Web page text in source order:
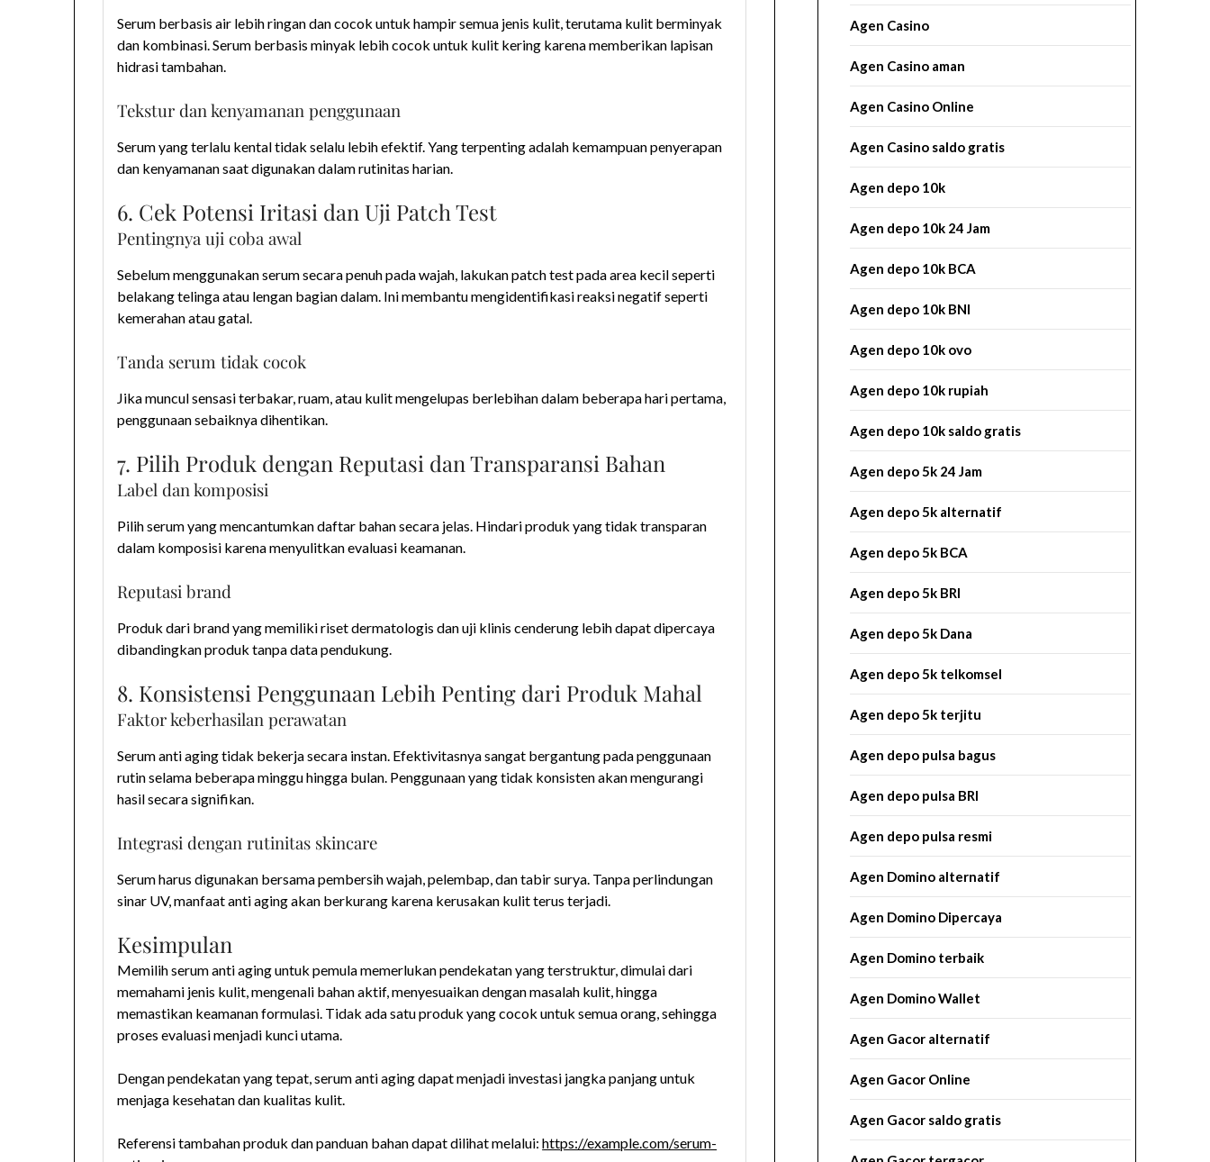
Serum berbasis air lebih ringan dan cocok untuk hampir semua jenis kulit, terutama kulit berminyak
dan kombinasi. Serum berbasis minyak lebih cocok untuk kulit kering karena memberikan lapisan
hidrasi tambahan.
Tekstur dan kenyamanan penggunaan
Serum yang terlalu kental tidak selalu lebih efektif. Yang terpenting adalah kemampuan penyerapan
dan kenyamanan saat digunakan dalam rutinitas harian.
6. Cek Potensi Iritasi dan Uji Patch Test
Pentingnya uji coba awal
Sebelum menggunakan serum secara penuh pada wajah, lakukan patch test pada area kecil seperti
belakang telinga atau lengan bagian dalam. Ini membantu mengidentifikasi reaksi negatif seperti
kemerahan atau gatal.
Tanda serum tidak cocok
Jika muncul sensasi terbakar, ruam, atau kulit mengelupas berlebihan dalam beberapa hari pertama,
penggunaan sebaiknya dihentikan.
7. Pilih Produk dengan Reputasi dan Transparansi Bahan
Label dan komposisi
Pilih serum yang mencantumkan daftar bahan secara jelas. Hindari produk yang tidak transparan
dalam komposisi karena menyulitkan evaluasi keamanan.
Reputasi brand
Produk dari brand yang memiliki riset dermatologis dan uji klinis cenderung lebih dapat dipercaya
dibandingkan produk tanpa data pendukung.
8. Konsistensi Penggunaan Lebih Penting dari Produk Mahal
Faktor keberhasilan perawatan
Serum anti aging tidak bekerja secara instan. Efektivitasnya sangat bergantung pada penggunaan
rutin selama beberapa minggu hingga bulan. Penggunaan yang tidak konsisten akan mengurangi
hasil secara signifikan.
Integrasi dengan rutinitas skincare
Serum harus digunakan bersama pembersih wajah, pelembap, dan tabir surya. Tanpa perlindungan
sinar UV, manfaat anti aging akan berkurang karena kerusakan kulit terus terjadi.
Kesimpulan
Memilih serum anti aging untuk pemula memerlukan pendekatan yang terstruktur, dimulai dari
memahami jenis kulit, mengenali bahan aktif, menyesuaikan dengan masalah kulit, hingga
memastikan keamanan formulasi. Tidak ada satu produk yang cocok untuk semua orang, sehingga
proses evaluasi menjadi kunci utama.
Dengan pendekatan yang tepat, serum anti aging dapat menjadi investasi jangka panjang untuk
menjaga kesehatan dan kualitas kulit.
Referensi tambahan produk dan panduan bahan dapat dilihat melalui:https://example.com/serum-
Agen Casino
Agen Casino aman
Agen Casino Online
Agen Casino saldo gratis
Agen depo 10k
Agen depo 10k 24 Jam
Agen depo 10k BCA
Agen depo 10k BNI
Agen depo 10k ovo
Agen depo 10k rupiah
Agen depo 10k saldo gratis
Agen depo 5k 24 Jam
Agen depo 5k alternatif
Agen depo 5k BCA
Agen depo 5k BRI
Agen depo 5k Dana
Agen depo 5k telkomsel
Agen depo 5k terjitu
Agen depo pulsa bagus
Agen depo pulsa BRI
Agen depo pulsa resmi
Agen Domino alternatif
Agen Domino Dipercaya
Agen Domino terbaik
Agen Domino Wallet
Agen Gacor alternatif
Agen Gacor Online
Agen Gacor saldo gratis